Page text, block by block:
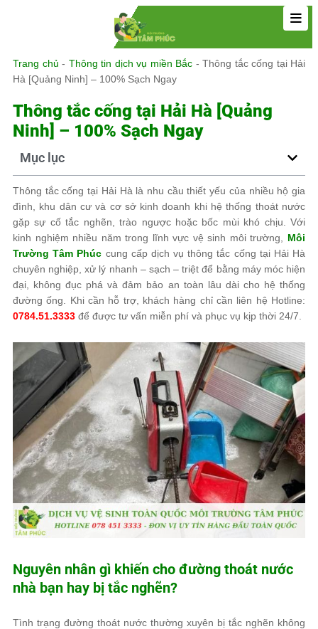
Trang chủ - Thông tin dịch vụ miền Bắc - Thông tắc cống tại Hải
Hà [Quảng Ninh] – 100% Sạch Ngay
Thông tắc cống tại Hải Hà [Quảng
Ninh] – 100% Sạch Ngay
Mục lục
Thông tắc cống tại Hải Hà là nhu cầu thiết yếu của nhiều hộ gia
đình, khu dân cư và cơ sở kinh doanh khi hệ thống thoát nước
gặp sự cố tắc nghẽn, trào ngược hoặc bốc mùi khó chịu. Với
kinh nghiệm nhiều năm trong lĩnh vực vệ sinh môi trường, Môi
Trường Tâm Phúc cung cấp dịch vụ thông tắc cống tại Hải Hà
chuyên nghiệp, xử lý nhanh – sạch – triệt để bằng máy móc hiện
đại, không đục phá và đảm bảo an toàn lâu dài cho hệ thống
đường ống. Khi cần hỗ trợ, khách hàng chỉ cần liên hệ Hotline:
0784.51.3333 để được tư vấn miễn phí và phục vụ kịp thời 24/7.
Nguyên nhân gì khiến cho đường thoát nước
nhà bạn hay bị tắc nghẽn?
Tình trạng đường thoát nước thường xuyên bị tắc nghẽn không